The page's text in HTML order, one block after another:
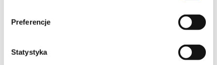
Preferencje
Statystyka
Kolejna część przygód misia Bamsego, pokochanego przez dzieci
na całym świecie. Tym razem Bamse wraz z przyjaciółmi
Morza. Teraz czas na przygodę i kolejną konfrontację dobra ze
złem.